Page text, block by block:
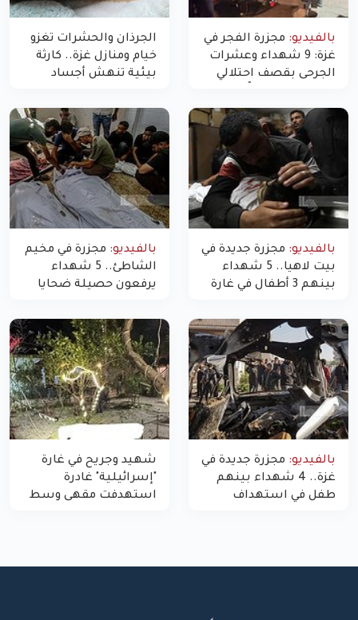
بالفيديو: مجزرة الفجر في
غزة: 9 شهداء وعشرات
الجرحى بقصف احتلالي
الجرذان والحشرات تغزو
خيام ومنازل غزة.. كارثة
بيئية تنهش أجساد
بالفيديو: مجزرة جديدة في
بيت لاهيا.. 5 شهداء
بينهم 3 أطفال في غارة
غزة
بالفيديو: مجزرة في مخيم
الشاطئ.. 5 شهداء
يرفعون حصيلة ضحايا
بالفيديو: مجزرة جديدة في
غزة.. 4 شهداء بينهم
طفل في استهداف
شهيد وجريح في غارة
"إسرائيلية" غادرة
استهدفت مقهى وسط